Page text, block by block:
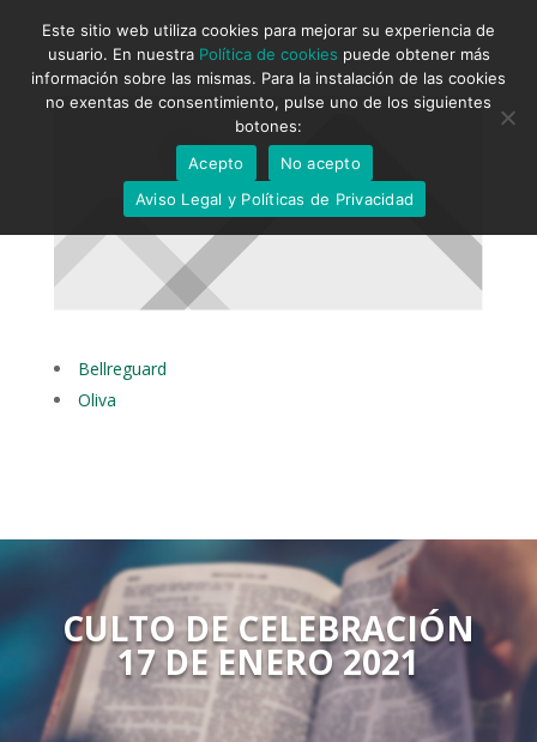
Bellreguard
Oliva
CULTO DE CELEBRACIÓN
17 DE ENERO 2021
Este sitio web utiliza cookies para mejorar su experiencia de
usuario. En nuestra Política de cookies puede obtener más
información sobre las mismas. Para la instalación de las cookies
no exentas de consentimiento, pulse uno de los siguientes
botones:
Acepto
No acepto
Aviso Legal y Políticas de Privacidad